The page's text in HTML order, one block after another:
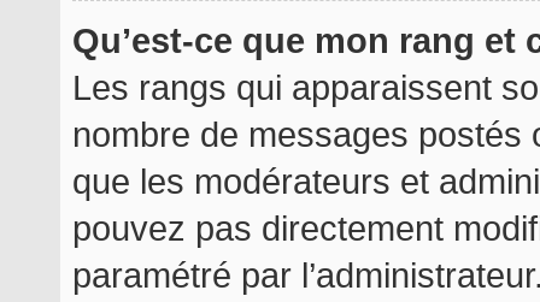
Qu’est-ce que mon rang
Les rangs qui apparaissent
nombre de messages postés
que les modérateurs et
pouvez pas directement
paramétré par